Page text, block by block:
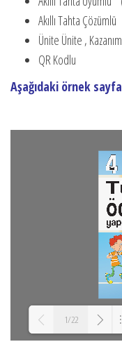
Akıllı Tahta Çözümlü
Ünite Ünite ,
QR Kodlu
Aşağıdaki örnek
1/22